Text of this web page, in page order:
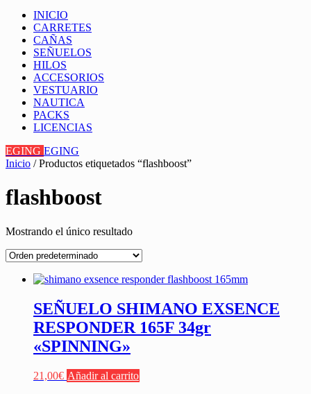
INICIO
CARRETES
CAÑAS
SEÑUELOS
HILOS
ACCESORIOS
VESTUARIO
NAUTICA
PACKS
LICENCIAS
EGING EGING
Inicio / Productos etiquetados “flashboost”
flashboost
Mostrando el único resultado
SEÑUELO SHIMANO EXSENCE
RESPONDER 165F 34gr
«SPINNING»
21,00€ Añadir al carrito